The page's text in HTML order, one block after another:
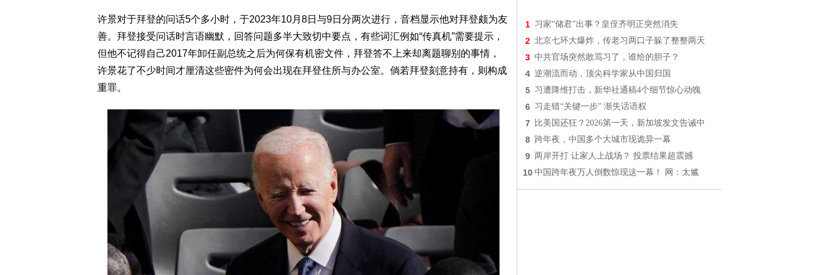
许景对于拜登的问话5个多小时，于2023年10月8日与9日分两次进行，音档显示他对拜登颇为友
善。拜登接受问话时言语幽默，回答问题多半大致切中要点，有些词汇例如“传真机”需要提示，
但他不记得自己2017年卸任副总统之后为何保有机密文件，拜登答不上来却离题聊别的事情，
许景花了不少时间才厘清这些密件为何会出现在拜登住所与办公室。倘若拜登刻意持有，则构成
重罪。
1 习家“储君”出事？皇侄齐明正突然消失
2 北京七环大爆炸，传老习两口子躲了整整两天
3 中共官场突然敢骂习了，谁给的胆子？
4 逆潮流而动，顶尖科学家从中国归国
5 习遭降维打击，新华社通稿4个细节惊心动魄
6 习走错“关键一步” 渐失话语权
7 比美国还狂？2026第一天，新加坡发文告诫中
8 跨年夜，中国多个大城市现诡异一幕
9 两岸开打 让家人上战场？ 投票结果超震撼
10 中国跨年夜万人倒数惊现这一幕！ 网：太尴